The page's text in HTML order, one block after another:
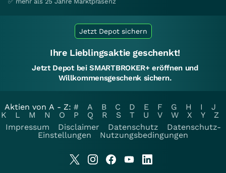
Jetzt Depot sichern
Ihre Lieblingsaktie geschenkt!
Jetzt Depot bei SMARTBROKER+ eröffnen und
Willkommensgeschenk sichern.
Aktien von A - Z: # A B C D E F G H I
J
K
L M N O P Q R S T U V W X Y
Z
Impressum
Disclaimer Datenschutz
Datenschutz-
Einstellungen
Nutzungsbedingungen